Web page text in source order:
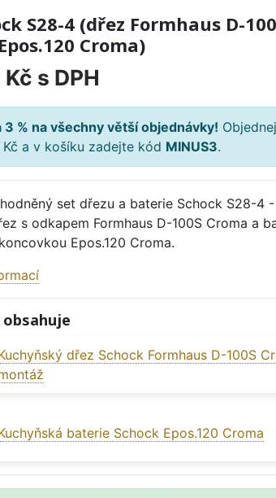
S28-4 (dřez Formhaus D-
Croma)
s DPH
3 % na všechny větší objednávky!
a v košíku zadejte kód MINUS3.
set dřezu a baterie Schock S28-4
s odkapem Formhaus D-100S Croma a
Epos.120 Croma.
dřez Schock Formhaus D-100S
baterie Schock Epos.120 Croma